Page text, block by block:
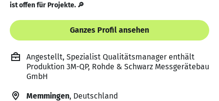
ist offen für Projekte. 🔎
Ganzes Profil ansehen
Angestellt, Spezialist Qualitätsmanager enthält
Produktion 3M-QP, Rohde & Schwarz Messgerätebau
GmbH
Memmingen, Deutschland